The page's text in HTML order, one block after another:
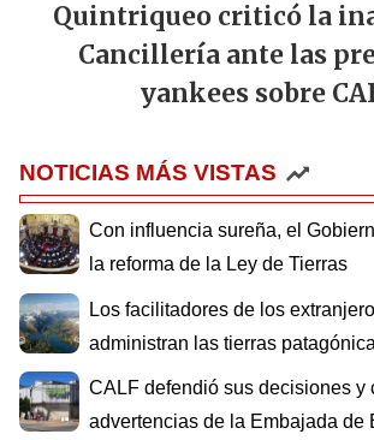
Quintriqueo criticó la
Cancillería ante las
yankees sobre
NOTICIAS MÁS VISTAS
Con influencia sureña, el
la reforma de la Ley de Tierras
Los facilitadores de los
administran las tierras
CALF defendió sus decisiones y
advertencias de la Embajada de